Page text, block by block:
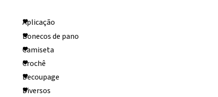
Aplicação
Bonecos de pano
Camiseta
Crochê
Decoupage
Diversos